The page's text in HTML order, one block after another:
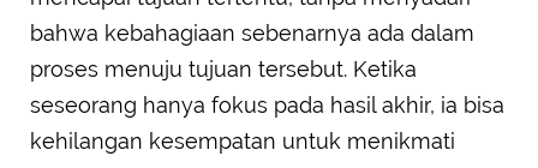
bahwa kebahagiaan sebenarnya ada dalam
proses menuju tujuan tersebut. Ketika
seseorang hanya fokus pada hasil akhir, ia bisa
kehilangan kesempatan untuk menikmati